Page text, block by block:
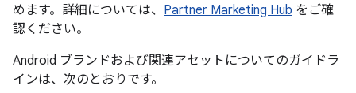
めます。詳細については、 Partner Marketing Hub をご確
認ください。
Android ブランドおよび関連アセットについてのガイドラ
インは、次のとおりです。